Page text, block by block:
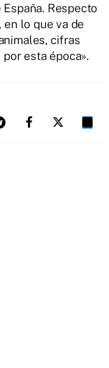
Respecto
en lo que va de
cifras
esta época».